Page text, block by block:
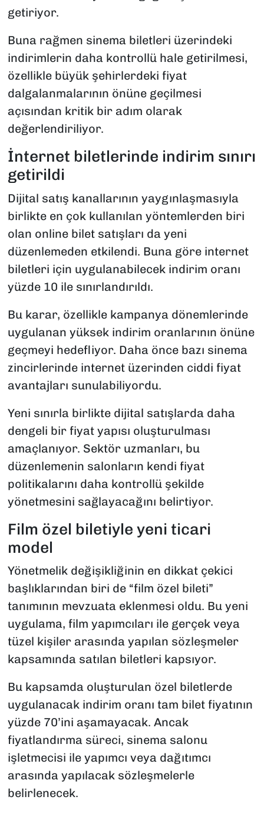
getiriyor.
Buna rağmen sinema biletleri üzerindeki
indirimlerin daha kontrollü hale getirilmesi,
özellikle büyük şehirlerdeki fiyat
dalgalanmalarının önüne geçilmesi
açısından kritik bir adım olarak
değerlendiriliyor.
İnternet biletlerinde indirim sınırı
getirildi
Dijital satış kanallarının yaygınlaşmasıyla
birlikte en çok kullanılan yöntemlerden biri
olan online bilet satışları da yeni
düzenlemeden etkilendi. Buna göre internet
biletleri için uygulanabilecek indirim oranı
yüzde 10 ile sınırlandırıldı.
Bu karar, özellikle kampanya dönemlerinde
uygulanan yüksek indirim oranlarının önüne
geçmeyi hedefliyor. Daha önce bazı sinema
zincirlerinde internet üzerinden ciddi fiyat
avantajları sunulabiliyordu.
Yeni sınırla birlikte dijital satışlarda daha
dengeli bir fiyat yapısı oluşturulması
amaçlanıyor. Sektör uzmanları, bu
düzenlemenin salonların kendi fiyat
politikalarını daha kontrollü şekilde
yönetmesini sağlayacağını belirtiyor.
Film özel biletiyle yeni ticari
model
Yönetmelik değişikliğinin en dikkat çekici
başlıklarından biri de “film özel bileti”
tanımının mevzuata eklenmesi oldu. Bu yeni
uygulama, film yapımcıları ile gerçek veya
tüzel kişiler arasında yapılan sözleşmeler
kapsamında satılan biletleri kapsıyor.
Bu kapsamda oluşturulan özel biletlerde
uygulanacak indirim oranı tam bilet fiyatının
yüzde 70’ini aşamayacak. Ancak
fiyatlandırma süreci, sinema salonu
işletmecisi ile yapımcı veya dağıtımcı
arasında yapılacak sözleşmelerle
belirlenecek.